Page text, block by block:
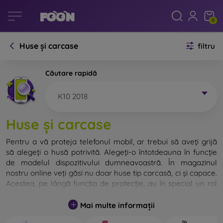
0
Huse și carcase filtru
Căutare rapidă
K10 2018
Huse și carcase
Pentru a vă proteja telefonul mobil, ar trebui să aveți grijă
să alegeți o husă potrivită. Alegeți-o întotdeauna în funcție
de modelul dispozitivului dumneavoastră. În magazinul
nostru online veți găsi nu doar huse tip carcasă, ci și capace.
Acestea, pe lângă funcția de protecție, au în special un rol
Capacul pentru telefon poate fi numit și capac posterior.
Mai multe informații